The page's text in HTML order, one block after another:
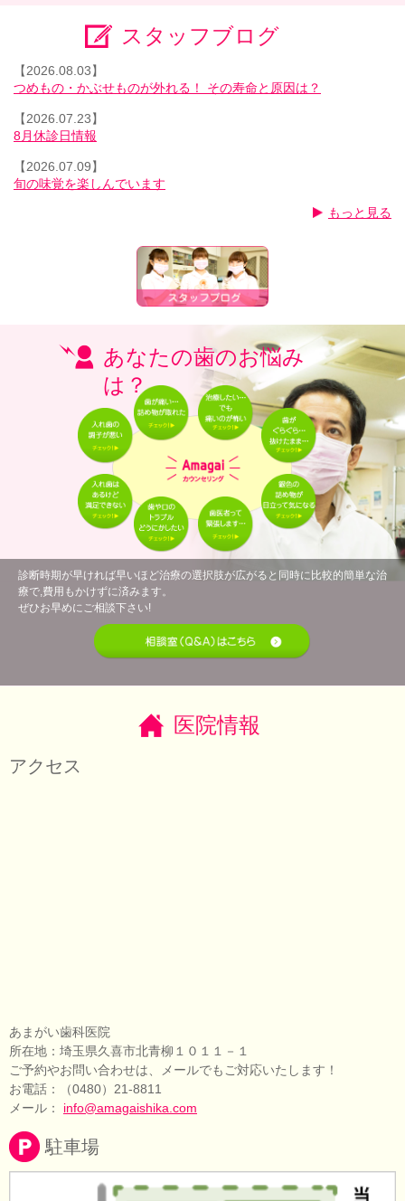
スタッフブログ
【2026.08.03】
つめもの・かぶせものが外れる！ その寿命と原因は？
【2026.07.23】
8月休診日情報
【2026.07.09】
旬の味覚を楽しんでいます
もっと見る
あなたの歯のお悩み
は？
診断時期が早ければ早いほど治療の選択肢が広がると同時に比較的簡単な治
療で,費用もかけずに済みます。
ぜひお早めにご相談下さい!
医院情報
アクセス
あまがい歯科医院
所在地：埼玉県久喜市北青柳１０１１－１
ご予約やお問い合わせは、メールでもご対応いたします！
お電話：（0480）21-8811
メール： info@amagaishika.com
駐車場